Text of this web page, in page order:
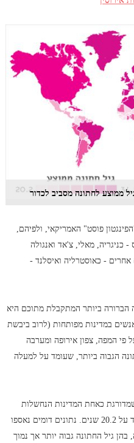
ממוצע לחתונה מסביב לכדור
פוסט" האמריקאי, ולפיהם,
כניגריה, מאלי, צ'אד ואנגולה
בגיל 20, באזורים אחרים - כאוסטרליה ואיסלנד -
הברורה ביותר המתקבלת מתוכם היא
במדינות מפותחות (לרוב ביבשת
פי המפה, צפון אירופה ומערבה
הגבוה ביותר, שעומד על למעלה
כאחת המדינות הנחשלות
ביותר בעולם, הוא מהנמוכים ביותר ועומד על 20.2 שנים. נתונים דומים נאספו
גיל החתונה גבוה יותר אך נמוך